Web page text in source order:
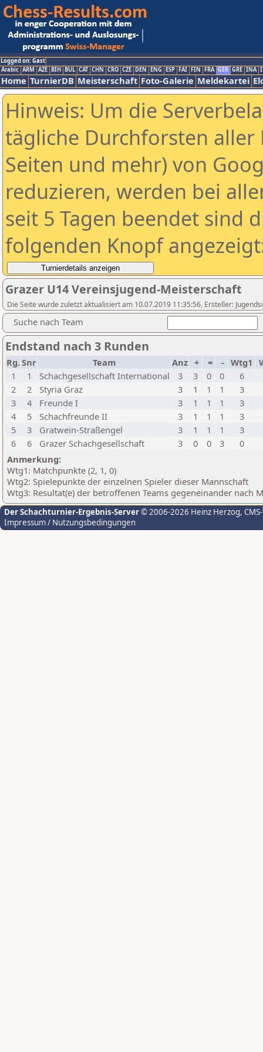
Logged on: Gast
Arabic ARM AZE BIH BUL CAT CHN CRO CZE DEN ENG ESP FAI FIN FRA GER GRE INA
Home TurnierDB Meisterschaft Foto-Galerie Meldekartei
Hinweis: Um die
tägliche Durchforsten aller
Seiten und mehr) von
reduzieren, werden bei
seit 5 Tagen beendet sind
folgenden Knopf
Grazer U14 Vereinsjugend-Meisterschaft
Die Seite wurde zuletzt aktualisiert am 10.07.2019 11:35:56, Ersteller:
Suche nach Team
Endstand nach 3 Runden
Rg.Snr Team Anz + = - Wtg1
1
1 Schachgesellschaft International 3 3 0 0
6
2
2 Styria Graz 3 1 1 1
3
3
4 Freunde I 3 1 1 1
3
4
5 Schachfreunde II 3 1 1 1
3
5
3 Gratwein-Straßengel 3 1 1 1
3
6
6 Grazer Schachgesellschaft 3 0 0 3
0
Anmerkung:
Wtg1: Matchpunkte (2, 1, 0)
Wtg2: Spielepunkte der einzelnen Spieler dieser Mannschaft
Wtg3: Resultat(e) der betroffenen Teams gegeneinander nach
Der Schachturnier-Ergebnis-Server© 2006-2026 Heinz Herzog,
Impressum / Nutzungsbedingungen